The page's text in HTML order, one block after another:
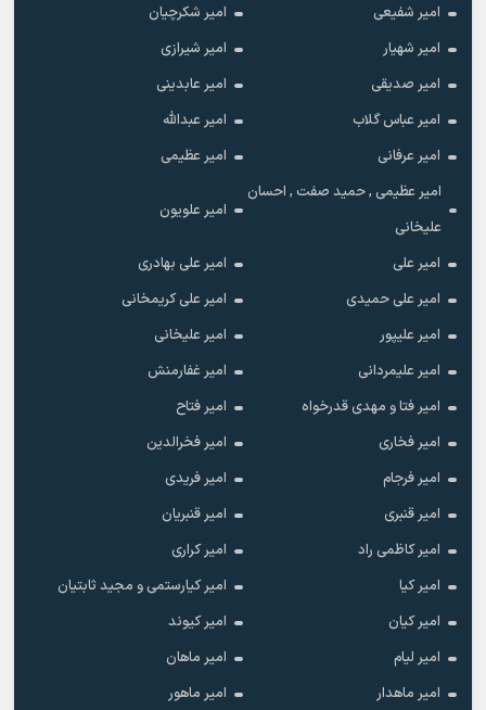
امیر شفیعی
امیر شکرچیان
امیر شهیار
امیر شیرازی
امیر صدیقی
امیر عابدینی
امیر عباس گلاب
امیر عبدالله
امیر عرفانی
امیر عظیمی
امیر عظیمی , حمید صفت , احسان
علیخانی
امیر علویون
امیر علی
امیر علی بهادری
امیر علی حمیدی
امیر علی کریمخانی
امیر علیپور
امیر علیخانی
امیر علیمردانی
امیر غفارمنش
امیر فتا و مهدی قدرخواه
امیر فتاح
امیر فخاری
امیر فخرالدین
امیر فرجام
امیر فریدی
امیر قنبری
امیر قنبریان
امیر کاظمی راد
امیر کراری
امیر کیا
امیر کیارستمی و مجید ثابتیان
امیر کیان
امیر کیوند
امیر لیام
امیر ماهان
امیر ماهدار
امیر ماهور